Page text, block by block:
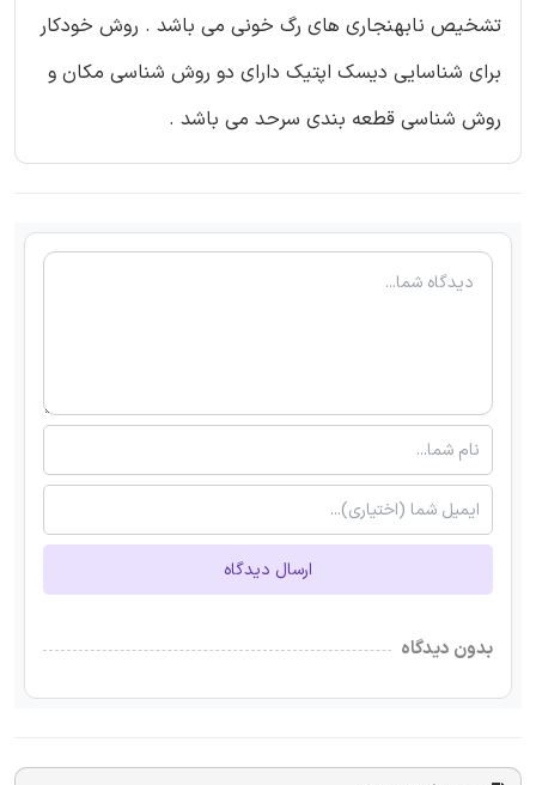
تشخیص نابهنجاری های رگ خونی می باشد . روش خودکار
برای شناسایی دیسک اپتیک دارای دو روش شناسی مکان و
روش شناسی قطعه بندی سرحد می باشد .
ارسال دیدگاه
بدون دیدگاه